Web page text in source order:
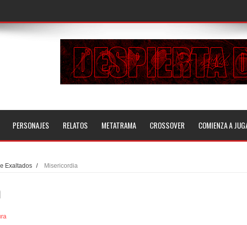
PERSONAJES RELATOS METATRAMA CROSSOVER COMIENZA A
Exaltados / Misericordia